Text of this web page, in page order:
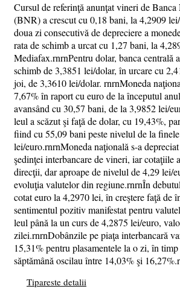
Cursul de referinţă anunţat vineri de
(BNR) a crescut cu 0,18 bani, la 4,2909
doua zi consecutivă de depreciere a
rata de schimb a urcat cu 1,27 bani, la
Mediafax.rnrnPentru dolar, banca centrală
schimb de 3,3851 lei/dolar, în urcare cu
joi, de 3,3610 lei/dolar. rnrnMoneda
7,67% în raport cu euro de la începutul
avansând cu 30,57 bani, de la 3,9852 lei/
leul a scăzut şi faţă de dolar, cu 19,43%,
fiind cu 55,09 bani peste nivelul de la
lei/euro.rnrnMoneda naţională s-a
şedinţei interbancare de vineri, iar cotaţiile
direcţii, dar aproape de nivelul de 4,29 lei/
evoluţia valutelor din regiune.rnrnÎn
cotat euro la 4,2970 lei, în creştere faţă de
sentimentul pozitiv manifestat pentru
leul până la un curs de 4,2875 lei/euro,
zilei.rnrnDobânzile pe piaţa interbancară
15,31% pentru plasamentele la o zi, în
săptămână oscilau între 14,03% şi
Tipareste detalii